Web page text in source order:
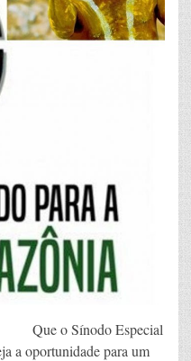
Que o Sínodo Especial
a oportunidade para um